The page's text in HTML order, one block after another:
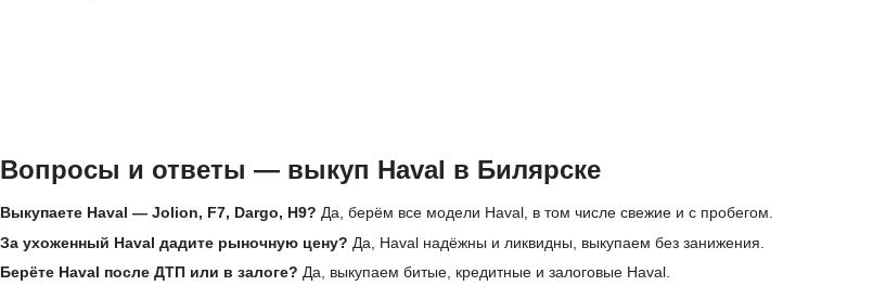
Вопросы и ответы — выкуп Haval в Билярске
Выкупаете Haval — Jolion, F7, Dargo, H9? Да, берём все модели Haval, в том числе свежие и с пробегом.
За ухоженный Haval дадите рыночную цену? Да, Haval надёжны и ликвидны, выкупаем без занижения.
Берёте Haval после ДТП или в залоге? Да, выкупаем битые, кредитные и залоговые Haval.